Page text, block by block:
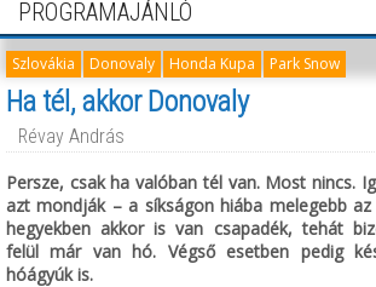
PROGRAMAJÁNLÓ
Szlovákia Donovaly Honda Kupa Park Snow
Ha tél, akkor Donovaly
Révay András
Persze, csak ha valóban tél van. Most nincs.
azt mondják – a síkságon hiába melegebb
hegyekben akkor is van csapadék, tehát
felül már van hó. Végső esetben pedig
hóágyúk is.